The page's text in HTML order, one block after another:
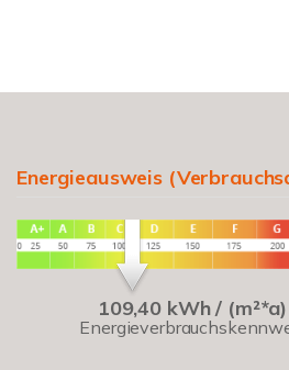
Energieausweis
109,40 kWh / (m²*a)